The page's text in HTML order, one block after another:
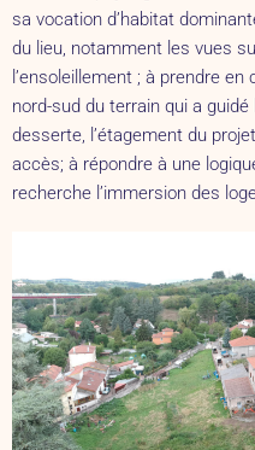
sa vocation d’habitat
du lieu, notamment les vues
l’ensoleillement ; à prendre
nord-sud du terrain qui a
desserte, l’étagement du
accès; à répondre à une
recherche l’immersion des